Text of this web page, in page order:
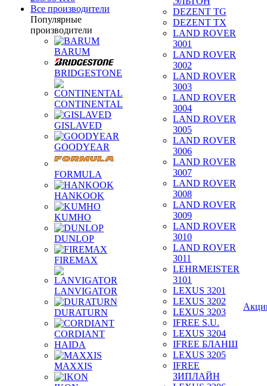
Все производители
Популярные
производители
BARUM
BRIDGESTONE
CONTINENTAL
GISLAVED
GOODYEAR
FORMULA
HANKOOK
KUMHO
DUNLOP
FIREMAX
LANVIGATOR
DURATURN
CORDIANT
HAIDA
MAXXIS
DEZENT TG
DEZENT TX
LAND ROVER
3001
LAND ROVER
3002
LAND ROVER
3003
LAND ROVER
3004
LAND ROVER
3005
LAND ROVER
3006
LAND ROVER
3007
LAND ROVER
3008
LAND ROVER
3009
LAND ROVER
3010
LAND ROVER
3011
LEHRMEISTER
3101
LEXUS 3201
LEXUS 3202
LEXUS 3203
IFREE S.U.
LEXUS 3204
IFREE БЛАНШ
LEXUS 3205
IFREE
ЗИПЛАЙН